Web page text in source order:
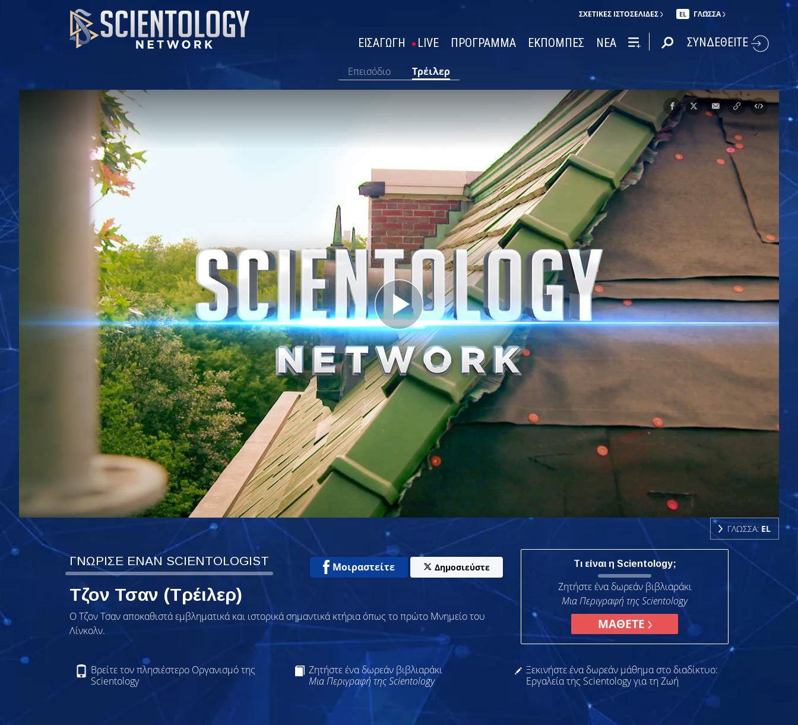
ΣΧΕΤΙΚΈΣ ΙΣΤΟΣΕΛΊΔΕΣ EL ΓΛΩΣΣΑ
ΕΙΣΑΓΩΓΗ LIVE ΠΡΟΓΡΑΜΜΑ ΕΚΠΟΜΠΕΣ ΝΕΑ ΣΥΝΔΕΘΕΙΤΕ
Επεισόδιο Τρέιλερ
Play
Video
ΓΛΩΣΣΑ: EL
ΓΝΩΡΙΣΕ ΕΝΑΝ SCIENTOLOGIST Μοιραστείτε Δημοσιεύστε
Τζον Τσαν (Τρέιλερ)
Ο Τζον Τσαν αποκαθιστά εμβληματικά και ιστορικά σημαντικά κτήρια όπως το πρώτο Μνημείο του
Λίνκολν.
Τι είναι η Scientology;
Ζητήστε ένα δωρεάν βιβλιαράκι
Μια Περιγραφή της Scientology
ΜΑΘΕΤΕ
Βρείτε τον πλησιέστερο Οργανισμό της
Scientology
Ζητήστε ένα δωρεάν βιβλιαράκι
Μια Περιγραφή της Scientology
Ξεκινήστε ένα δωρεάν μάθημα στο διαδίκτυο:
Εργαλεία της Scientology για τη Ζωή